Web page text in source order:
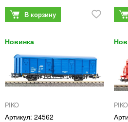
PIKO
24562
PIKO